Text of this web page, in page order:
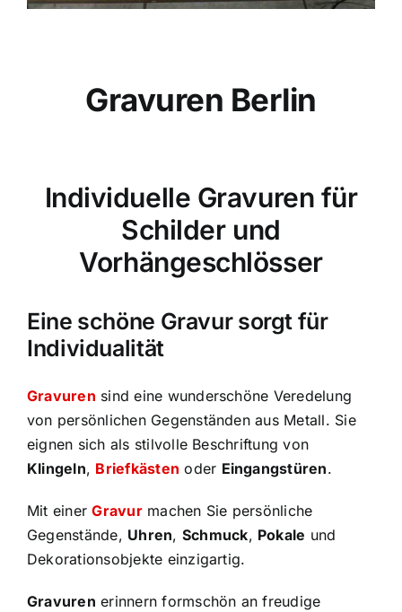
Gravuren Berlin
Individuelle Gravuren für
Schilder und
Vorhängeschlösser
Eine schöne Gravur sorgt für
Individualität
Gravuren sind eine wunderschöne Veredelung
von persönlichen Gegenständen aus Metall. Sie
eignen sich als stilvolle Beschriftung von
Klingeln, Briefkästen oder Eingangstüren.
Mit einerGravurmachen Sie persönliche
Gegenstände, Uhren, Schmuck, Pokale und
Dekorationsobjekte einzigartig.
Gravuren erinnern formschön an freudige